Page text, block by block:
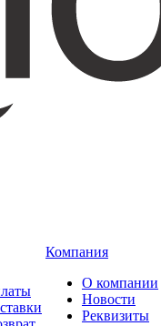
Компания
О компании
Новости
Реквизиты